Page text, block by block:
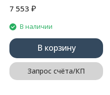
7 553 ₽
В наличии
В корзину
Запрос счёта/КП